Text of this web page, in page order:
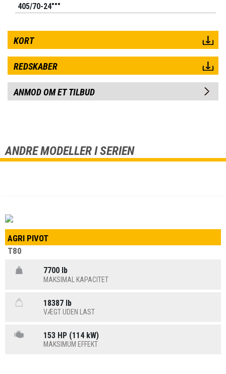
405/70-24"""
KORT
REDSKABER
ANMOD OM ET TILBUD
ANDRE MODELLER I SERIEN
AGRI PIVOT
T80
7700 lb
MAKSIMAL KAPACITET
18387 lb
VÆGT UDEN LAST
153 HP (114 kW)
MAKSIMUM EFFEKT